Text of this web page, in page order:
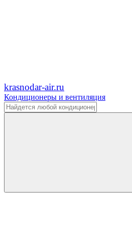
krasnodar-air.ru
Кондиционеры и вентиляция